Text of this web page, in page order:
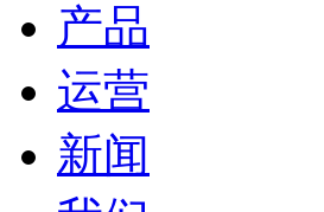
产品
运营
新闻